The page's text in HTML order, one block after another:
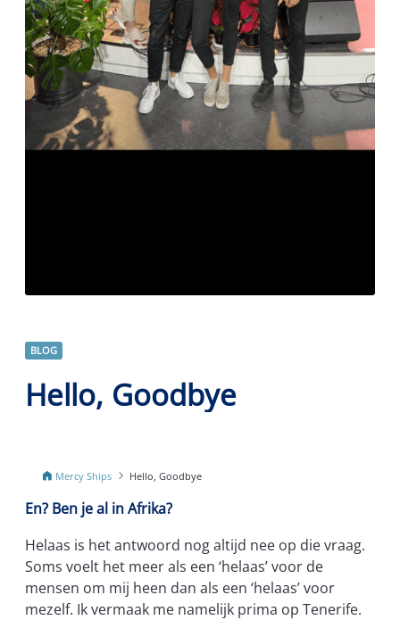
BLOG
Hello, Goodbye
Mercy Ships Hello, Goodbye
En? Ben je al in Afrika?
Helaas is het antwoord nog altijd nee op die vraag.
Soms voelt het meer als een ‘helaas’ voor de
mensen om mij heen dan als een ‘helaas’ voor
mezelf. Ik vermaak me namelijk prima op Tenerife.